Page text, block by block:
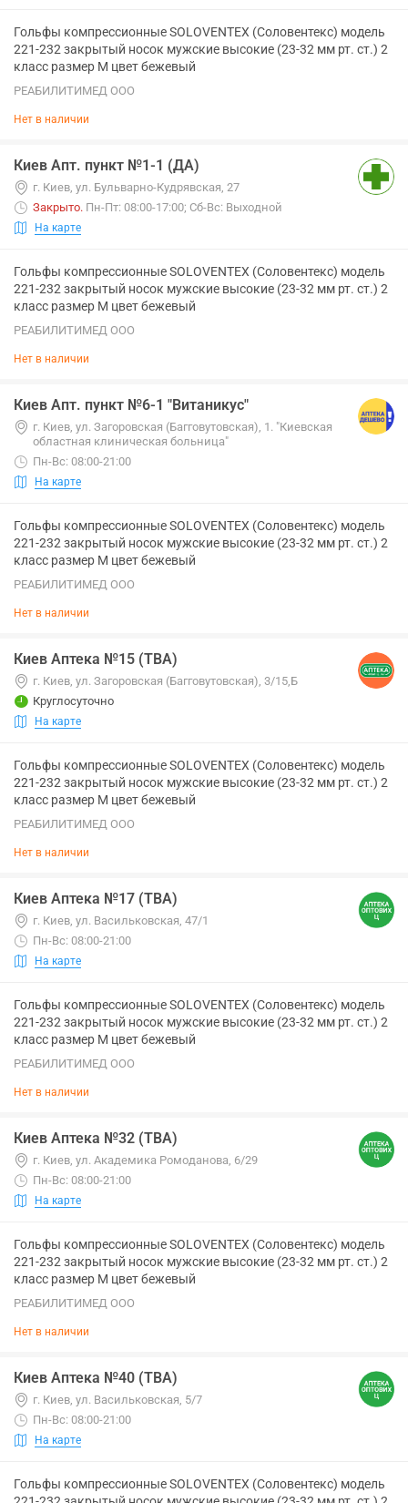
Гольфы компрессионные SOLOVENTEX (Соловентекс) модель
221-232 закрытый носок мужские высокие (23-32 мм рт. ст.) 2
класс размер M цвет бежевый
РЕАБИЛИТИМЕД ООО
Нет в наличии
Киев Апт. пункт №1-1 (ДА)
г. Киев, ул. Бульварно-Кудрявская, 27
Закрыто. Пн-Пт: 08:00-17:00; Сб-Вс: Выходной
На карте
Гольфы компрессионные SOLOVENTEX (Соловентекс) модель
221-232 закрытый носок мужские высокие (23-32 мм рт. ст.) 2
класс размер M цвет бежевый
РЕАБИЛИТИМЕД ООО
Нет в наличии
Киев Апт. пункт №6-1 "Витаникус"
г. Киев, ул. Загоровская (Багговутовская), 1. "Киевская
областная клиническая больница"
Пн-Вс: 08:00-21:00
На карте
Гольфы компрессионные SOLOVENTEX (Соловентекс) модель
221-232 закрытый носок мужские высокие (23-32 мм рт. ст.) 2
класс размер M цвет бежевый
РЕАБИЛИТИМЕД ООО
Нет в наличии
Киев Аптека №15 (ТВА)
г. Киев, ул. Загоровская (Багговутовская), 3/15,Б
Круглосуточно
На карте
Гольфы компрессионные SOLOVENTEX (Соловентекс) модель
221-232 закрытый носок мужские высокие (23-32 мм рт. ст.) 2
класс размер M цвет бежевый
РЕАБИЛИТИМЕД ООО
Нет в наличии
Киев Аптека №17 (ТВА)
г. Киев, ул. Васильковская, 47/1
Пн-Вс: 08:00-21:00
На карте
Гольфы компрессионные SOLOVENTEX (Соловентекс) модель
221-232 закрытый носок мужские высокие (23-32 мм рт. ст.) 2
класс размер M цвет бежевый
РЕАБИЛИТИМЕД ООО
Нет в наличии
Киев Аптека №32 (ТВА)
г. Киев, ул. Академика Ромоданова, 6/29
Пн-Вс: 08:00-21:00
На карте
Гольфы компрессионные SOLOVENTEX (Соловентекс) модель
221-232 закрытый носок мужские высокие (23-32 мм рт. ст.) 2
класс размер M цвет бежевый
РЕАБИЛИТИМЕД ООО
Нет в наличии
Киев Аптека №40 (ТВА)
г. Киев, ул. Васильковская, 5/7
Пн-Вс: 08:00-21:00
На карте
Гольфы компрессионные SOLOVENTEX (Соловентекс) модель